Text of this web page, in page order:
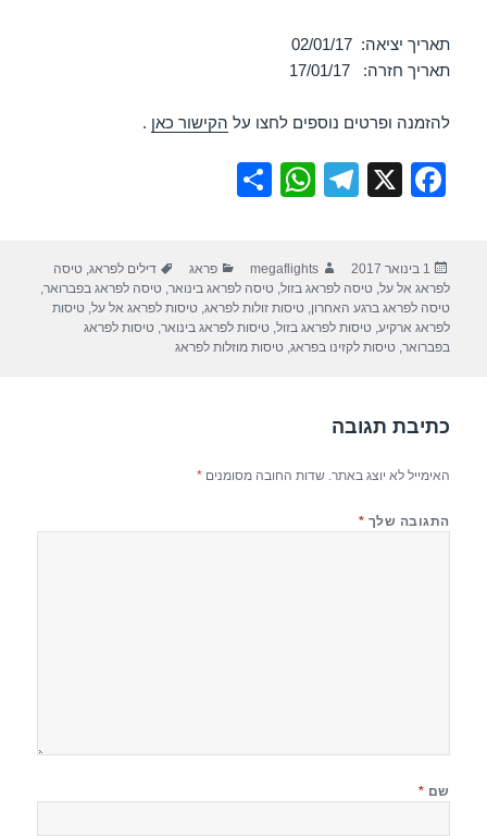
תאריך יציאה: 02/01/17
תאריך חזרה: 17/01/17
להזמנה ופרטים נוספים לחצו על הקישור כאן .
F
e
b
o
k
X
T
gr
a
m
W
s
A
p
e
פורסם
בתאריך
1 בינואר 2017 מחבר
megaflights קטגוריות
פראג תגיות
דילים לפראג,טיסה
לפראג אל על,טיסה לפראג בזול,טיסה לפראג בינואר,טיסה לפראג בפברואר,
טיסה לפראג ברגע האחרון,טיסות זולות לפראג,טיסות לפראג אל על,טיסות
לפראג ארקיע,טיסות לפראג בזול,טיסות לפראג בינואר,טיסות לפראג
בפברואר,טיסות לקזינו בפראג,טיסות מוזלות לפראג
כתיבת תגובה
האימייל לא יוצג באתר. שדות החובה מסומנים*
התגובה שלך *
שם *